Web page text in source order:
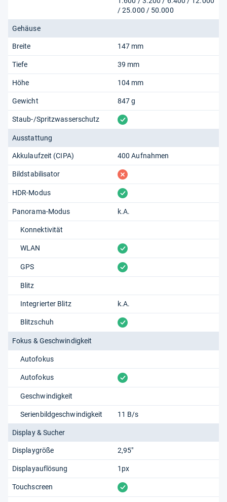
/ 25.000 / 50.000
Gehäuse
Breite 147 mm
Tiefe 39 mm
Höhe 104 mm
Gewicht 847 g
Staub-/Spritzwasserschutz vorhanden
Ausstattung
Akkulaufzeit (CIPA) 400 Aufnahmen
Bildstabilisator fehlt
HDR-Modus vorhanden
Panorama-Modus k.A.
Konnektivität
WLAN vorhanden
GPS vorhanden
Blitz
Integrierter Blitz k.A.
Blitzschuh vorhanden
Fokus & Geschwindigkeit
Autofokus
Autofokus vorhanden
Geschwindigkeit
Serienbildgeschwindigkeit 11 B/s
Display & Sucher
Displaygröße 2,95"
Displayauflösung 1px
Touchscreen vorhanden